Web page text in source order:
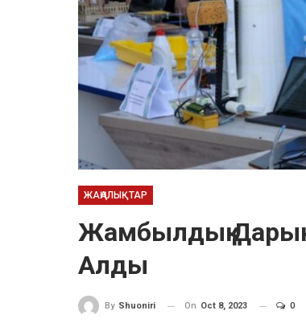
ЖАҢАЛЫҚТАР
Жамбылдық
Алды
By Shuoniri On Oct 8, 2023 0